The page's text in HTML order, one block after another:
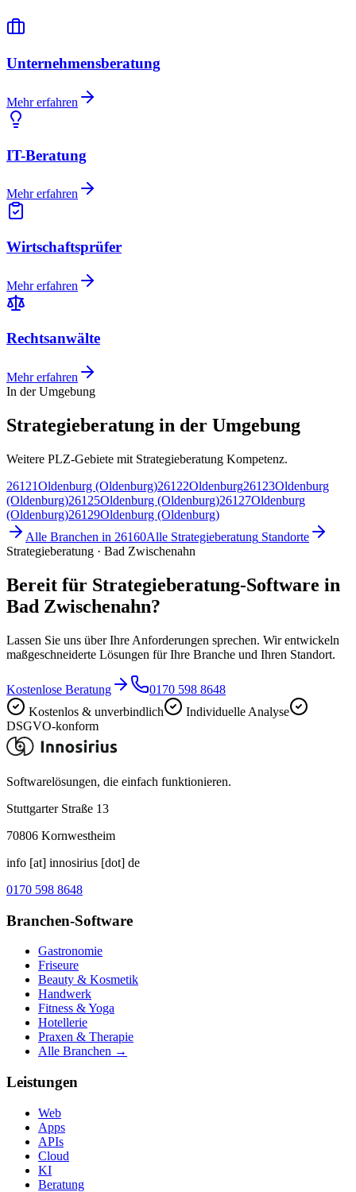
Unternehmensberatung
Mehr erfahren
IT-Beratung
Mehr erfahren
Wirtschaftsprüfer
Mehr erfahren
Rechtsanwälte
Mehr erfahren
In der Umgebung
Strategieberatung in der Umgebung
Weitere PLZ-Gebiete mit Strategieberatung Kompetenz.
26121Oldenburg (Oldenburg)26122Oldenburg26123Oldenburg
(Oldenburg)26125Oldenburg (Oldenburg)26127Oldenburg
(Oldenburg)26129Oldenburg (Oldenburg)
Alle Branchen in 26160Alle Strategieberatung Standorte
Strategieberatung · Bad Zwischenahn
Bereit für Strategieberatung-Software in
Bad Zwischenahn?
Lassen Sie uns über Ihre Anforderungen sprechen. Wir entwickeln
maßgeschneiderte Lösungen für Ihre Branche und Ihren Standort.
Kostenlose Beratung
0170 598 8648
Kostenlos & unverbindlich
Individuelle Analyse
DSGVO-konform
Softwarelösungen, die einfach funktionieren.
Stuttgarter Straße 13
70806 Kornwestheim
info [at] innosirius [dot] de
0170 598 8648
Branchen-Software
Gastronomie
Friseure
Beauty & Kosmetik
Handwerk
Fitness & Yoga
Hotellerie
Praxen & Therapie
Alle Branchen →
Leistungen
Web
Apps
APIs
Cloud
KI
Beratung